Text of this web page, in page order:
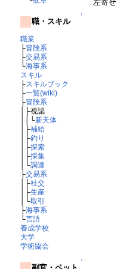
↑
職・スキル
職業
├冒険系
├交易系
└海事系
スキル
├スキルブック
├一覧(wiki)
├冒険系
│├視認
││└新天体
│├補給
│├釣り
│├探索
│├採集
│└調達
├交易系
│├社交
│├生産
│└取引
├海事系
└言語
養成学校
大学
学術協会
↑
左寄せ